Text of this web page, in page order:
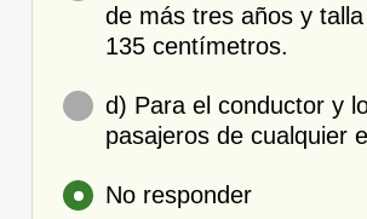
de más tres años y
135 centímetros.
d) Para el conductor y
pasajeros de cualquier
No responder